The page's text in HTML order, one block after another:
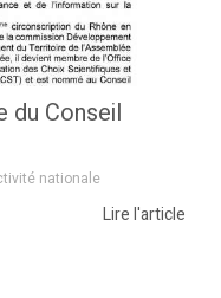
du Conseil
nationale
Lire l'article